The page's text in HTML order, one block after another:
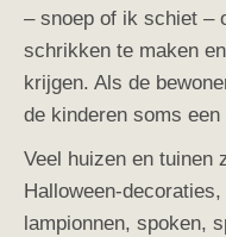
– snoep of ik schiet –
schrikken te maken
krijgen. Als de
de kinderen soms
Veel huizen en tuinen
Halloween-
lampionnen, spoken,